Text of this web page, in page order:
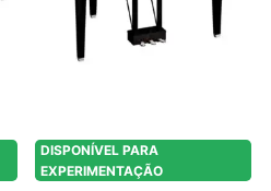
DISPONÍVEL PARA
EXPERIMENTAÇÃO